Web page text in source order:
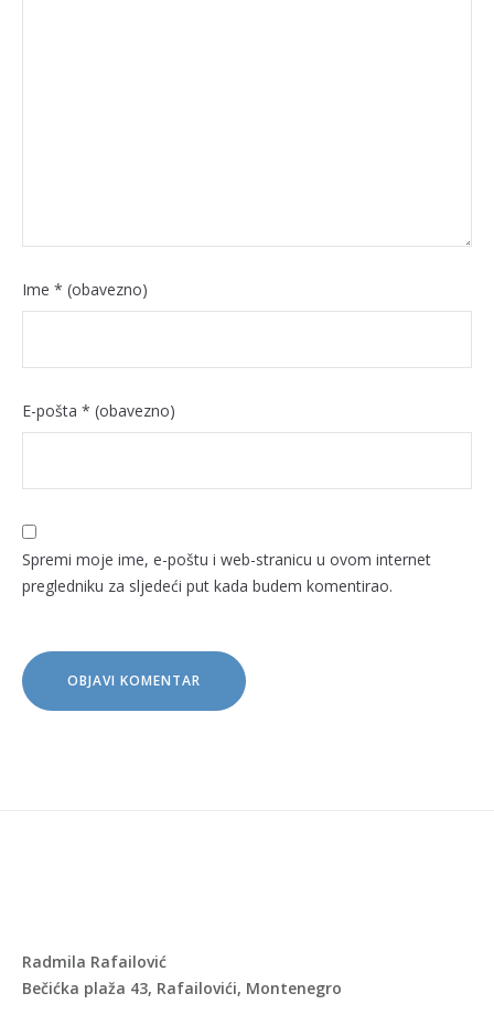
Ime * (obavezno)
E-pošta * (obavezno)
Spremi moje ime, e-poštu i web-stranicu u ovom internet
pregledniku za sljedeći put kada budem komentirao.
Radmila Rafailović
Bečićka plaža 43, Rafailovići, Montenegro